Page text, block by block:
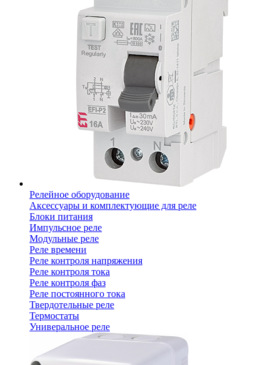
Релейное оборудование
Аксессуары и комплектующие для реле
Блоки питания
Импульсное реле
Модульные реле
Реле времени
Реле контроля напряжения
Реле контроля тока
Реле контроля фаз
Реле постоянного тока
Твердотельные реле
Термостаты
Универальное реле